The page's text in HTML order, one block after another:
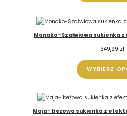
Monako-Szałwiowa sukienka
349,99 zł
WYBIERZ
Maja- beżowa sukienka z